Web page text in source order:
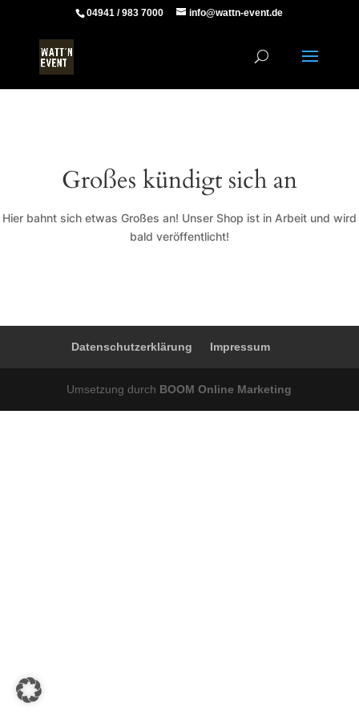
04941 / 983 7000 info@wattn-event.de
Großes kündigt sich an
Hier bahnt sich etwas Großes an! Unser Shop ist in Arbeit und wird
bald veröffentlicht!
Datenschutzerklärung Impressum
Umsetzung durch BOOM Online Marketing